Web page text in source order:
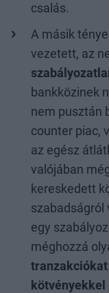
csalás.
A másik
vezetett, az
bankközinek
nem pusztán
counter piac,
az egész
valójában
kereskedett
szabadságról
egy
méghozzá
tranzakciókat